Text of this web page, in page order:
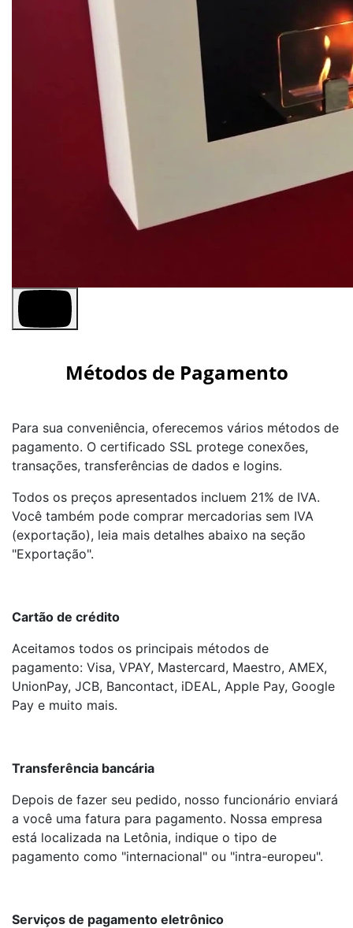
Métodos de Pagamento
Para sua conveniência, oferecemos vários métodos de
pagamento. O certificado SSL protege conexões,
transações, transferências de dados e logins.
Todos os preços apresentados incluem 21% de IVA.
Você também pode comprar mercadorias sem IVA
(exportação), leia mais detalhes abaixo na seção
"Exportação".
Cartão de crédito
Aceitamos todos os principais métodos de
pagamento: Visa, VPAY, Mastercard, Maestro, AMEX,
UnionPay, JCB, Bancontact, iDEAL, Apple Pay, Google
Pay e muito mais.
Transferência bancária
Depois de fazer seu pedido, nosso funcionário enviará
a você uma fatura para pagamento. Nossa empresa
está localizada na Letônia, indique o tipo de
pagamento como "internacional" ou "intra-europeu".
Serviços de pagamento eletrônico